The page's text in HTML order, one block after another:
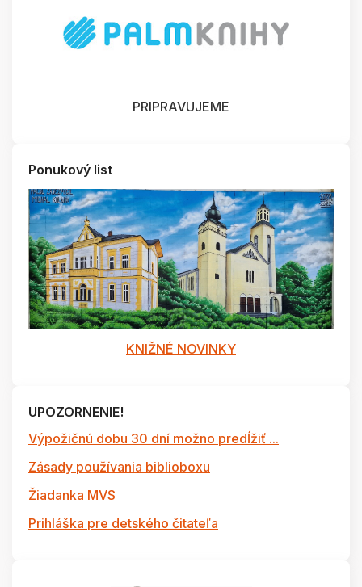
PRIPRAVUJEME
Ponukový list
KNIŽNÉ NOVINKY
UPOZORNENIE!
Výpožičnú dobu 30 dní možno predĺžiť ...
Zásady používania biblioboxu
Žiadanka MVS
Prihláška pre detského čitateľa